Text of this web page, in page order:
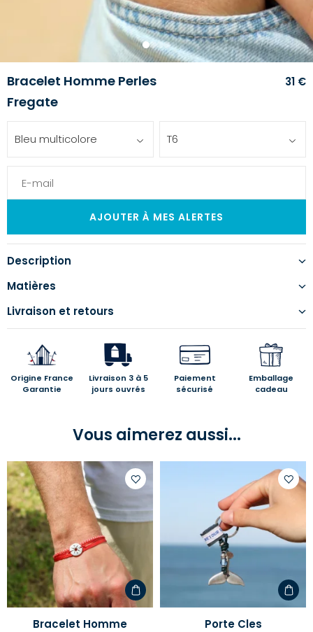
1 234
Bracelet Homme Perles
Fregate
31 €
Bleu multicolore T6
Description
Matières
Livraison et retours
Origine France
Garantie
Livraison 3 à 5
jours ouvrés
Paiement
sécurisé
Emballage
cadeau
Vous aimerez aussi...
à
d'envies
Bracelet Homme
votre
liste
Porte Cles